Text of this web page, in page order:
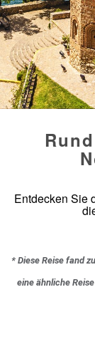
Entdecken Sie
* Diese Reise fand
eine ähnliche